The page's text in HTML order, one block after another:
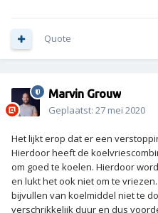
Quote
Marvin Grouw
Geplaatst: 27 mei 2020
Het lijkt erop dat er een
Hierdoor heeft de
om goed te koelen. Hierdoor
en lukt het ook niet om te
bijvullen van koelmiddel niet te
verschrikkelijk duur en dus